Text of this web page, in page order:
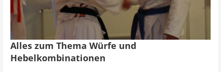
Alles zum Thema Würfe und
Hebelkombinationen